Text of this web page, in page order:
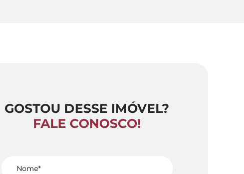
GOSTOU DESSE IMÓVEL?
FALE CONOSCO!